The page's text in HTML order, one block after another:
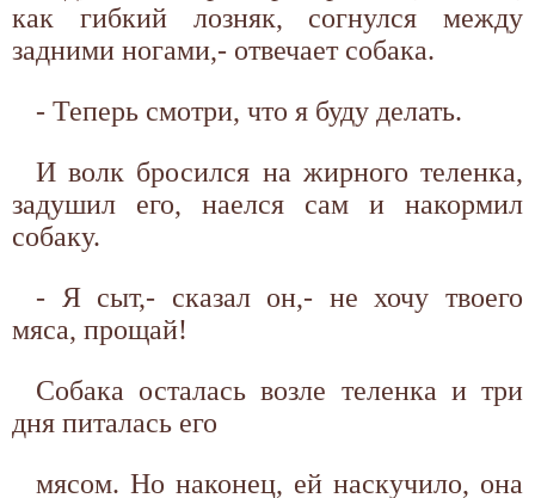
как гибкий лозняк, согнулся между
задними ногами,- отвечает собака.
- Теперь смотри, что я буду делать.
И волк бросился на жирного теленка,
задушил его, наелся сам и накормил
собаку.
- Я сыт,- сказал он,- не хочу твоего
мяса, прощай!
Собака осталась возле теленка и три
дня питалась его
мясом. Но наконец, ей наскучило, она